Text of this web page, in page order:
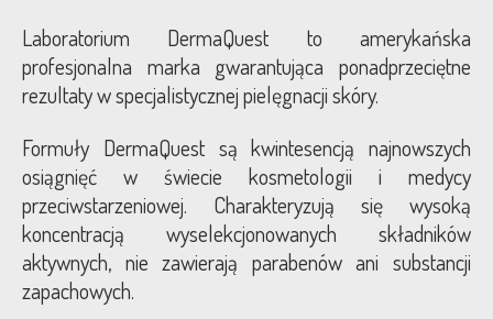
Blog
Laboratorium DermaQuest to amerykańska
profesjonalna marka gwarantująca ponadprzeciętne
rezultaty w specjalistycznej pielęgnacji skóry.
Formuły DermaQuest są kwintesencją najnowszych
osiągnięć w świecie kosmetologii i medycy
przeciwstarzeniowej. Charakteryzują się wysoką
koncentracją wyselekcjonowanych składników
aktywnych, nie zawierają parabenów ani substancji
zapachowych.